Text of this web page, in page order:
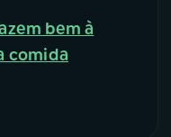
bem à
comida